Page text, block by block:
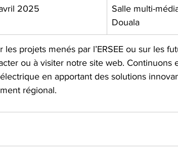
2025
Salle multi-
Douala
projets menés par l’ERSEE ou sur les
ou à visiter notre site web. Continuons
en apportant des solutions
régional.